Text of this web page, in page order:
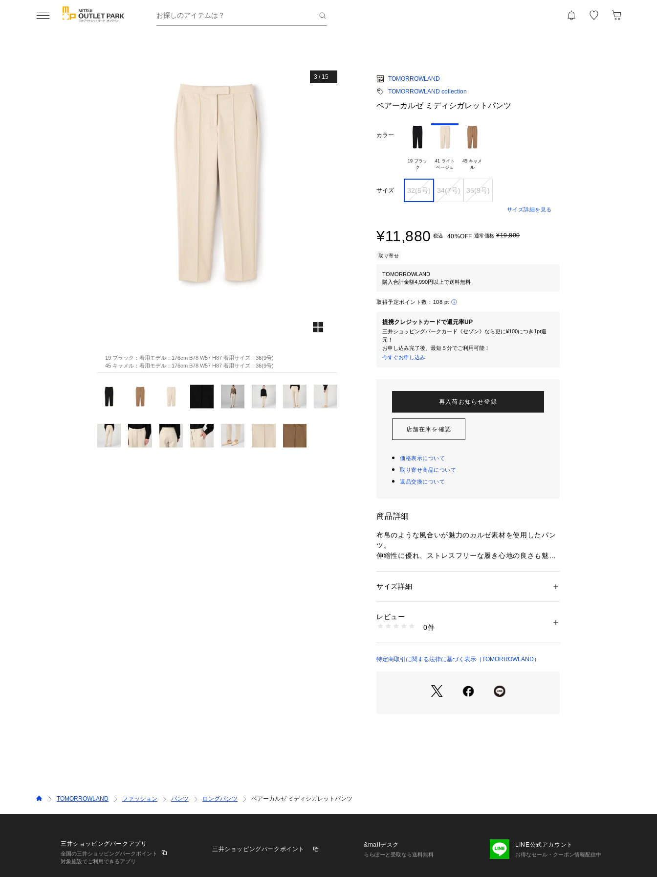
お探しのアイテムは？
3 / 15
19 ブラック：着用モデル：176cm B78 W57 H87 着用サイズ：36(9号)
45 キャメル：着用モデル：176cm B78 W57 H87 着用サイズ：36(9号)
TOMORROWLAND
TOMORROWLAND collection
ベアーカルゼ ミディシガレットパンツ
カラー
19 ブラッ
41 ライト
45 キャメ
ル
サイズ 32(5号) 34(7号) 36(9号)
サイズ詳細を見る
¥11,880 税込 40%OFF 通常価格 ¥19,800
取り寄せ
TOMORROWLAND
購入合計金額4,990円以上で送料無料
取得予定ポイント数： 108 pt
提携クレジットカードで還元率UP
三井ショッピングパークカード《セゾン》なら更に¥100につき1pt還
元！
お申し込み完了後、最短５分でご利用可能！
今すぐお申し込み
再入荷お知らせ登録
店舗在庫を確認
価格表示について
取り寄せ商品について
返品交換について
商品詳細
布帛のような風合いが魅力のカルゼ素材を使用したパン
ツ。
伸縮性に優れ、ストレスフリーな履き心地の良さも魅力
に仕上げた一着。
ジャストウエストのデザインでタックイン・アウトどち
らの着こなしも好相性。
どんなスタイリングにも馴染むベーシックカラーの3色
店舗にお問い合わせの際は、下記の商品番号をお申し付
性別：レディース
洗濯：洗濯不可、漂白不可、タンブル乾燥不可、アイロン仕上げ
可、ドライ可、ウエットクリーニング不可
い
13042404201 （ショップ）
サイズ詳細
レビュー
0件
特定商取引に関する法律に基づく表示（TOMORROWLAND）
TOMORROWLAND ファッション パンツ ロングパンツ ベアーカルゼ ミディシガレットパンツ
三井ショッピングパークアプリ
全国の三井ショッピングパークポイント
対象施設でご利用できるアプリ
三井ショッピングパークポイント
&mallデスク
ららぽーと受取なら送料無料
LINE公式アカウント
お得なセール・クーポン情報配信中